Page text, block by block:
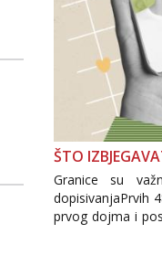
ŠTO
Granice su
dopisivanjaPrvih
prvog dojma i
Važno je